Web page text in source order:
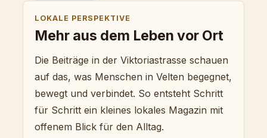
LOKALE PERSPEKTIVE
Mehr aus dem Leben vor Ort
Die Beiträge in der Viktoriastrasse schauen
auf das, was Menschen in Velten begegnet,
bewegt und verbindet. So entsteht Schritt
für Schritt ein kleines lokales Magazin mit
offenem Blick für den Alltag.